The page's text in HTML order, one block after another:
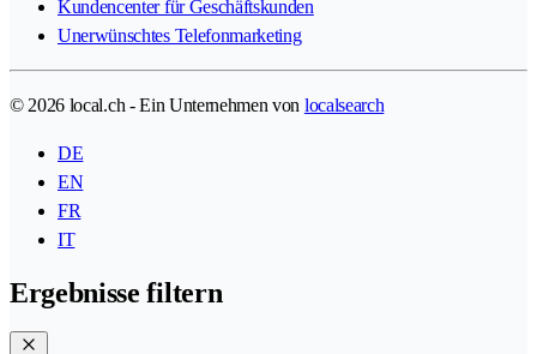
Kundencenter für Geschäftskunden
Unerwünschtes Telefonmarketing
© 2026 local.ch - Ein Unternehmen von localsearch
DE
EN
FR
IT
Ergebnisse filtern